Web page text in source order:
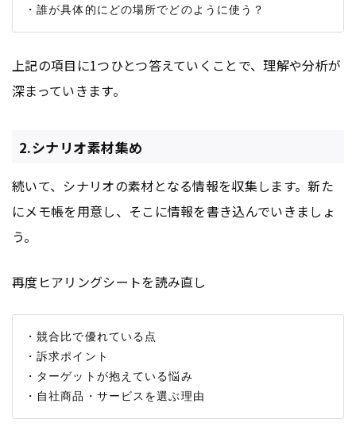
上記の項目に1つひとつ答えていくことで、理解や分析が
深まっていきます。
2.シナリオ素材集め
続いて、シナリオの素材となる情報を収集します。新た
にメモ帳を用意し、そこに情報を書き込んでいきましょ
う。
再度ヒアリングシートを読み直し
・競合比で優れている点
・訴求ポイント
・ターゲットが抱えている悩み